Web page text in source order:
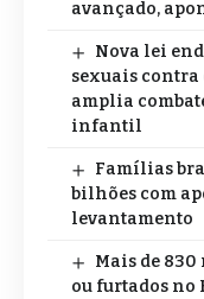
avançado,
Nova lei
sexuais contra
amplia
infantil
Famílias
bilhões com
levantamento
Mais de
ou furtados no